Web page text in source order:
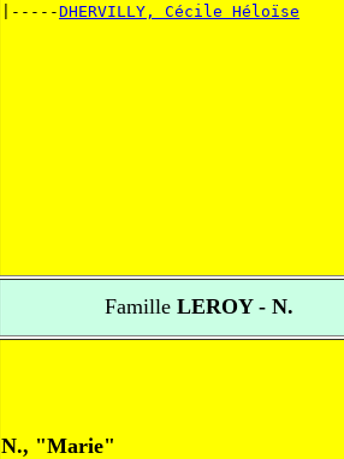
|-----DHERVILLY, Cécile Héloïse
FamilleLEROY - N.
N., "Marie"